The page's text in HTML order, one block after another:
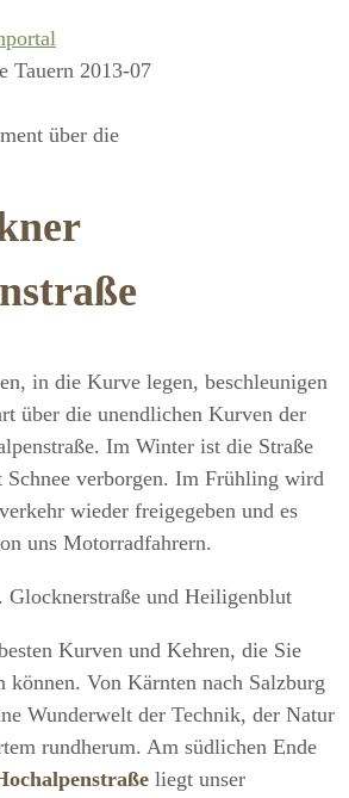
über die
in die Kurve legen, beschleunigen
über die unendlichen Kurven der
Im Winter ist die Straße
Schnee verborgen. Im Frühling wird
wieder freigegeben und es
uns Motorradfahrern.
Glocknerstraße und Heiligenblut
Kurven und Kehren, die Sie
Von Kärnten nach Salzburg
Wunderwelt der Technik, der Natur
rundherum. Am südlichen Ende
liegt unser